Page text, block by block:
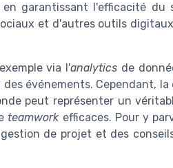
garantissant l'efficacité du
et d'autres outils
via l'analytics de
événements. Cependant,
peut représenter un
teamworkefficaces. Pour y
de projet et des